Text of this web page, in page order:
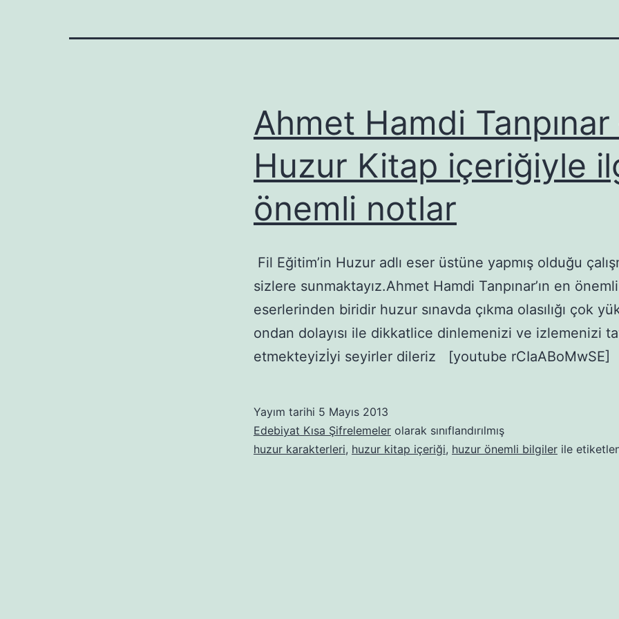
Ahmet Hamdi Tanpınar
Huzur Kitap içeriğiyle
önemli notlar
Fil Eğitim’in Huzur adlı eser üstüne yapmış olduğu
sizlere sunmaktayız.Ahmet Hamdi Tanpınar’ın en önemli
eserlerinden biridir huzur sınavda çıkma olasılığı çok
ondan dolayısı ile dikkatlice dinlemenizi ve izlemenizi
etmekteyizİyi seyirler dileriz [youtube rCIaABoMwSE]
Yayım tarihi 5 Mayıs 2013
Edebiyat Kısa Şifrelemeler olarak sınıflandırılmış
huzur karakterleri, huzur kitap içeriği, huzur önemli bilgiler ile